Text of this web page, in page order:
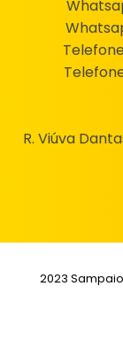
R. Viúva
2023